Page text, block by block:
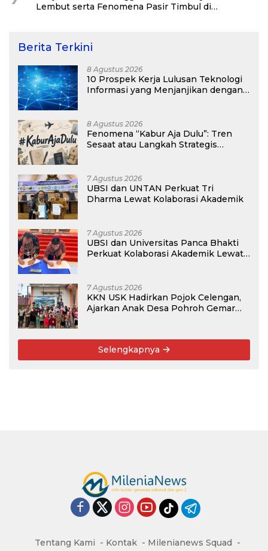
Lembut serta Fenomena Pasir Timbul di
Berita Terkini
8 Agustus 2026
10 Prospek Kerja Lulusan Teknologi
Informasi yang Menjanjikan dengan
8 Agustus 2026
Fenomena “Kabur Aja Dulu”: Tren
Sesaat atau Langkah Strategis
7 Agustus 2026
UBSI dan UNTAN Perkuat Tri
Dharma Lewat Kolaborasi Akademik
7 Agustus 2026
UBSI dan Universitas Panca Bhakti
Perkuat Kolaborasi Akademik Lewat
7 Agustus 2026
KKN USK Hadirkan Pojok Celengan,
Ajarkan Anak Desa Pohroh Gemar
Selengkapnya
Tentang Kami Kontak
Milenianews Squad